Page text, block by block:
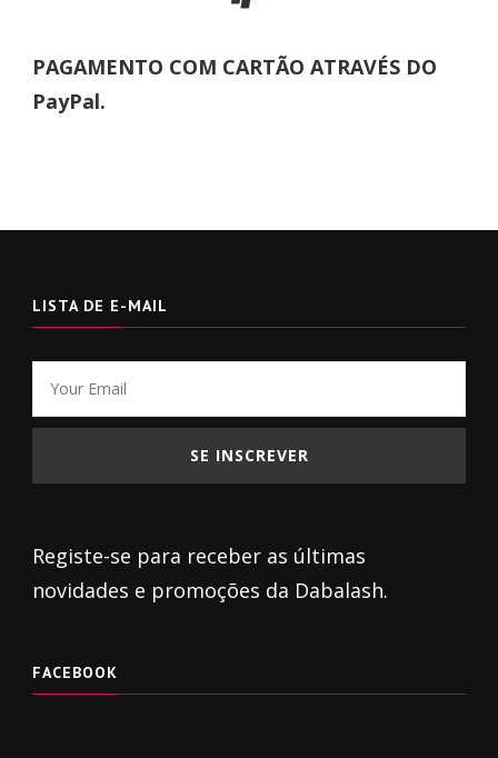
PAGAMENTO COM CARTÃO ATRAVÉS DO
PayPal.
LISTA DE E-MAIL
Registe-se para receber as últimas
novidades e promoções da Dabalash.
FACEBOOK